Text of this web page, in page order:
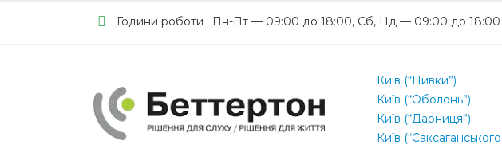
Години роботи : Пн-Пт — 09:00 до 18:00, Сб, Нд — 09:00 до 18:00
Київ (“Нивки”)
Київ (“Оболонь”)
Київ (“Дарниця”)
Київ